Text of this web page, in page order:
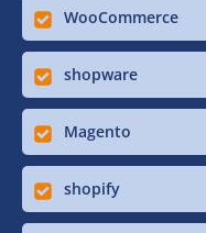
WooCommerce
shopware
Magento
shopify